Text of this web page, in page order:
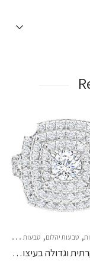
,תכשיטים לילדות
, טבעות יהלום, טבעות נישואין
טבעת יוקרתית וגדולה בעיצוב מיוחד